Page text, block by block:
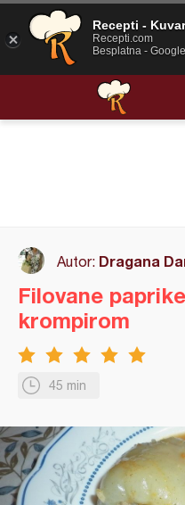
Autor: Dragana
45 min
Filovane
krompirom
Recepti - Kuvar
Recepti.com
Besplatna -